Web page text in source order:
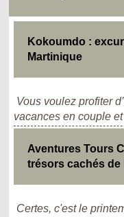
Kokoumdo :
Martinique
Vous voulez profiter
vacances en couple
Aventures Tours
trésors cachés de
Certes, c'est le